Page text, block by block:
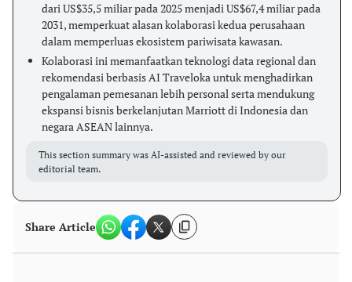
dari US$35,5 miliar pada 2025 menjadi US$67,4 miliar pada
2031, memperkuat alasan kolaborasi kedua perusahaan
dalam memperluas ekosistem pariwisata kawasan.
Kolaborasi ini memanfaatkan teknologi data regional dan
rekomendasi berbasis AI Traveloka untuk menghadirkan
pengalaman pemesanan lebih personal serta mendukung
ekspansi bisnis berkelanjutan Marriott di Indonesia dan
negara ASEAN lainnya.
This section summary was AI-assisted and reviewed by our
editorial team.
Share Article